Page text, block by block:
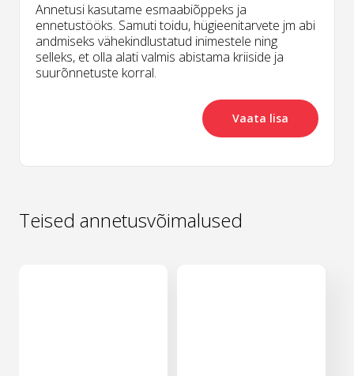
Annetusi kasutame esmaabiõppeks ja
ennetustööks. Samuti toidu, hügieenitarvete jm abi
andmiseks vähekindlustatud inimestele ning
selleks, et olla alati valmis abistama kriiside ja
suurõnnetuste korral.
Vaata lisa
Teised annetusvõimalused